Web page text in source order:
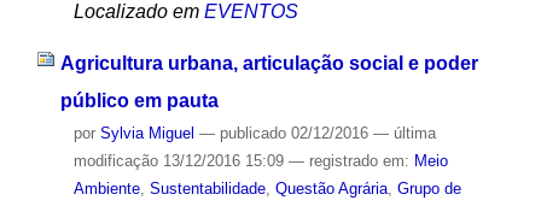
Localizado em EVENTOS
Agricultura urbana, articulação social e poder
público em pauta
por Sylvia Miguel — publicado02/12/2016 — última
modificação13/12/2016 15:09 — registrado em: Meio
Ambiente, Sustentabilidade, Questão Agrária, Grupo de